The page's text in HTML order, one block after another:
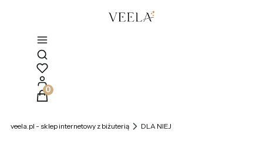
Otwórz wyszukiwarkę
Produkty w koszyku: 0. Zobacz szczegóły
veela.pl - sklep internetowy z biżuterią DLA NIEJ